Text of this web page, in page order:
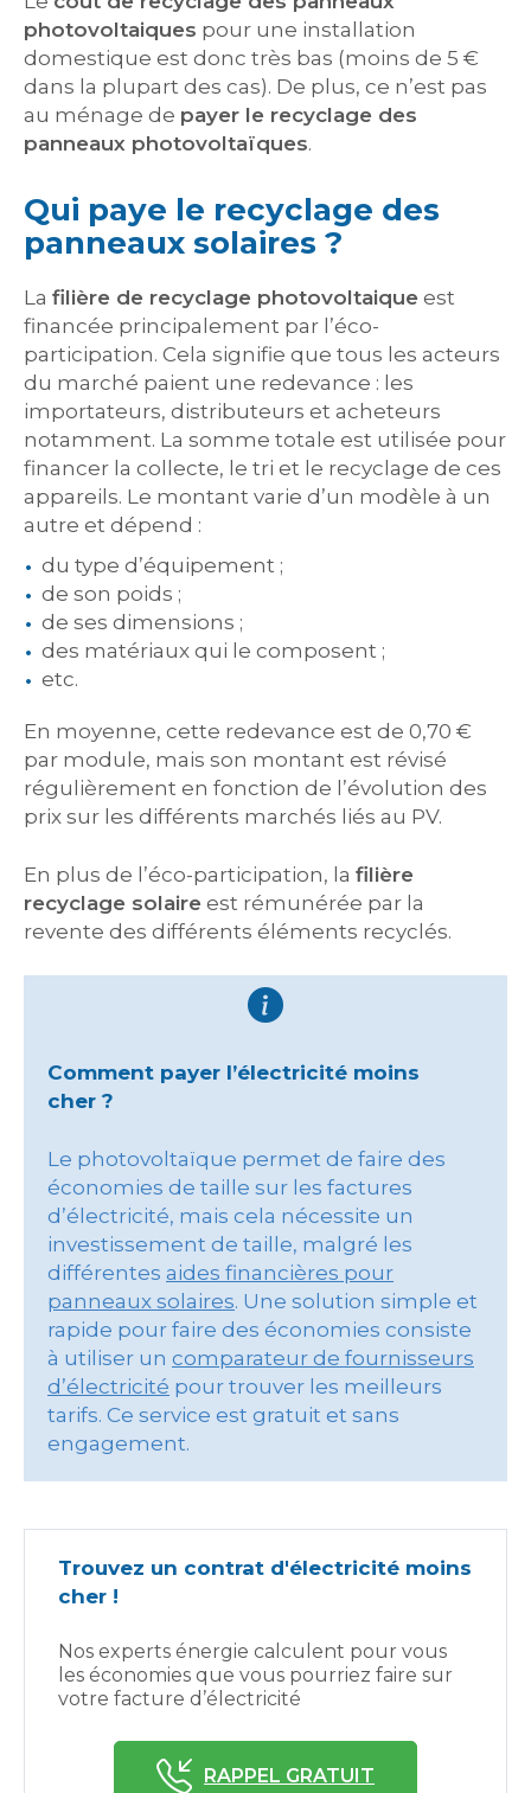
photovoltaiques pour une installation
domestique est donc très bas (moins de 5 €
dans la plupart des cas). De plus, ce n’est pas
au ménage de payer le recyclage des
panneaux photovoltaïques.
Qui paye le recyclage des
panneaux solaires ?
La filière de recyclage photovoltaique est
financée principalement par l’éco-
participation. Cela signifie que tous les acteurs
du marché paient une redevance : les
importateurs, distributeurs et acheteurs
notamment. La somme totale est utilisée pour
financer la collecte, le tri et le recyclage de ces
appareils. Le montant varie d’un modèle à un
autre et dépend :
du type d’équipement ;
de son poids ;
de ses dimensions ;
des matériaux qui le composent ;
etc.
En moyenne, cette redevance est de 0,70 €
par module, mais son montant est révisé
régulièrement en fonction de l’évolution des
prix sur les différents marchés liés au PV.
En plus de l’éco-participation, la filière
recyclage solaire est rémunérée par la
revente des différents éléments recyclés.
Comment payer l’électricité moins
cher ?
Le photovoltaïque permet de faire des
économies de taille sur les factures
d’électricité, mais cela nécessite un
investissement de taille, malgré les
différentes aides financières pour
panneaux solaires. Une solution simple et
rapide pour faire des économies consiste
à utiliser un comparateur de fournisseurs
d’électricité pour trouver les meilleurs
tarifs. Ce service est gratuit et sans
engagement.
Trouvez un contrat d'électricité moins
cher !
Nos experts énergie calculent pour vous
les économies que vous pourriez faire sur
votre facture d’électricité
RAPPEL GRATUIT